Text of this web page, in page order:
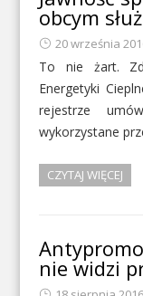
obcym
20 września
To nie żart.
Energetyki
rejestrze
wykorzystane
CZYTAJ WIĘCEJ
nie widzi